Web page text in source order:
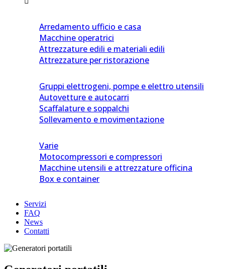
Arredamento ufficio e casa
Macchine operatrici
Attrezzature edili e materiali edili
Attrezzature per ristorazione
Gruppi elettrogeni, pompe e elettro utensili
Autovetture e autocarri
Scaffalature e soppalchi
Sollevamento e movimentazione
Varie
Motocompressori e compressori
Macchine utensili e attrezzature officina
Box e container
Servizi
FAQ
News
Contatti